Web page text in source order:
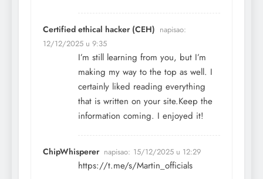
Certified ethical hacker (CEH) napisao:
12/12/2025 u 9:35
I’m still learning from you, but I’m
making my way to the top as well. I
certainly liked reading everything
that is written on your site.Keep the
information coming. I enjoyed it!
ChipWhisperer napisao: 15/12/2025 u 12:29
https://t.me/s/Martin_officials